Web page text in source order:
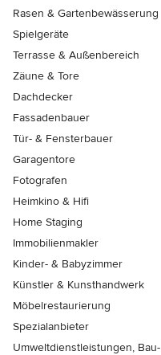
Rasen & Gartenbewässerung
Spielgeräte
Terrasse & Außenbereich
Zäune & Tore
Dachdecker
Fassadenbauer
Tür- & Fensterbauer
Garagentore
Fotografen
Heimkino & Hifi
Home Staging
Immobilienmakler
Kinder- & Babyzimmer
Künstler & Kunsthandwerk
Möbelrestaurierung
Spezialanbieter
Umweltdienstleistungen,